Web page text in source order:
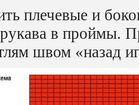
плечевые и
в проймы.
швом «назад